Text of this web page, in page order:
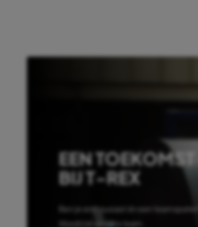
EEN TOEKOMST
BIJ T-REX
Ben je enthousiast én een teamspeler?
Wordt lid van ons team.